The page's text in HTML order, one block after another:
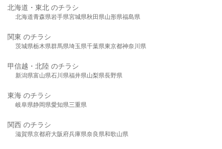
北海道・東北 のチラシ
北海道青森県岩手県宮城県秋田県山形県福島県
関東 のチラシ
茨城県栃木県群馬県埼玉県千葉県東京都神奈川県
甲信越・北陸 のチラシ
新潟県富山県石川県福井県山梨県長野県
東海 のチラシ
岐阜県静岡県愛知県三重県
関西 のチラシ
滋賀県京都府大阪府兵庫県奈良県和歌山県